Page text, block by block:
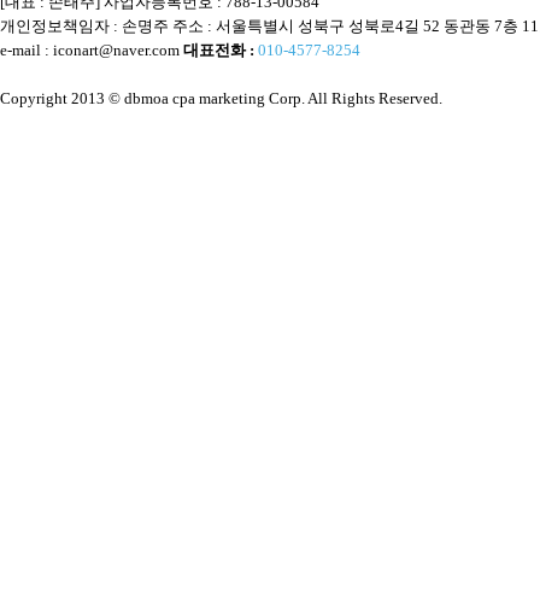
개인정보책임자 : 손명주 주소 : 서울특별시 성북구 성북로4길 52 동관동 7층
e-mail : iconart@naver.com 대표전화 : 010-4577-8254
Copyright 2013 © dbmoa cpa marketing Corp. All Rights Reserved.